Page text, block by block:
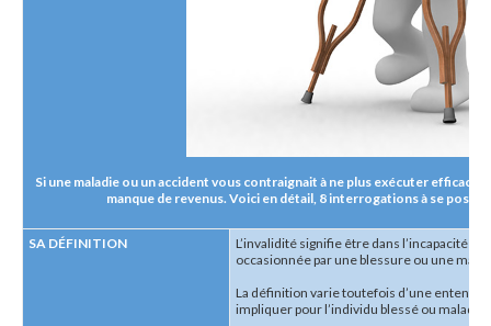
Si une maladie ou un accident vous contraignait à ne plus exécuter
manque de revenus. Voici en détail, 8 interrogations à se poser
SA DÉFINITION
L’invalidité signifie être dans l’incapacité
occasionnée par une blessure ou une
La définition varie toutefois d’une entente
impliquer pour l’individu blessé ou